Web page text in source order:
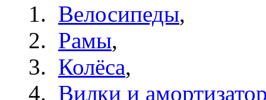
Велосипеды,
Рамы,
Колёса,
Вилки и